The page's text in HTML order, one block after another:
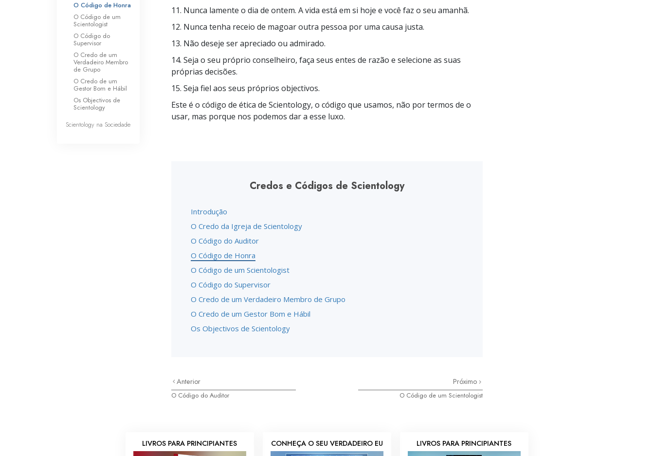
11. Nunca lamente o dia de ontem. A vida está em si hoje e você faz o seu amanhã.
12. Nunca tenha receio de magoar outra pessoa por uma causa justa.
13. Não deseje ser apreciado ou admirado.
14. Seja o seu próprio conselheiro, faça seus entes de razão e selecione as suas
próprias decisões.
15. Seja fiel aos seus próprios objectivos.
Este é o código de ética de Scientology, o código que usamos, não por termos de o
usar, mas porque nos podemos dar a esse luxo.
Credos e Códigos de Scientology
Introdução
O Credo da Igreja de Scientology
O Código do Auditor
O Código de Honra
O Código de um Scientologist
O Código do Supervisor
O Credo de um Verdadeiro Membro de Grupo
O Credo de um Gestor Bom e Hábil
Os Objectivos de Scientology
Anterior
O Código do Auditor
Próximo
O Código de um Scientologist
O Código de Honra
O Código de um
Scientologist
O Código do
Supervisor
O Credo de um
Verdadeiro Membro
de Grupo
O Credo de um
Gestor Bom e Hábil
Os Objectivos de
Scientology
Scientology na Sociedade
LIVROS PARA PRINCIPIANTES CONHEÇA O SEU VERDADEIRO EU LIVROS PARA PRINCIPIANTES